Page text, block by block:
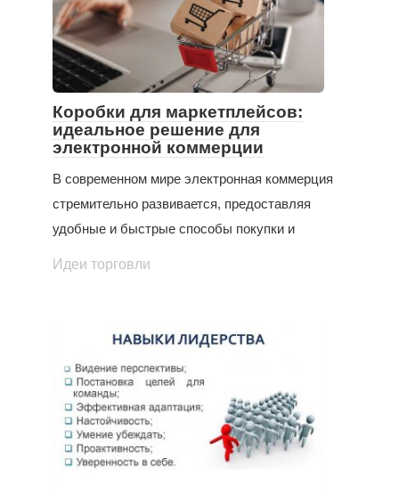
Коробки для маркетплейсов:
идеальное решение для
электронной коммерции
В современном мире электронная коммерция
стремительно развивается, предоставляя
удобные и быстрые способы покупки и
Идеи торговли